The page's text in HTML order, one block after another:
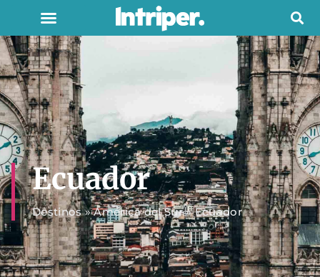
Ecuador
Destinos»América del Sur»Ecuador